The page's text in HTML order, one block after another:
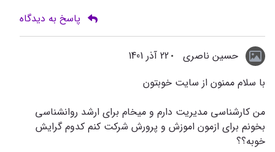
پاسخ به دیدگاه
حسین ناصری
22 آذر 1401
با سلام ممنون از سایت خوبتون
من کارشناسی مدیریت دارم و میخام برای ارشد روانشناسی
بخونم برای ازمون اموزش و پرورش شرکت کنم کدوم گرایش
خوبه؟؟